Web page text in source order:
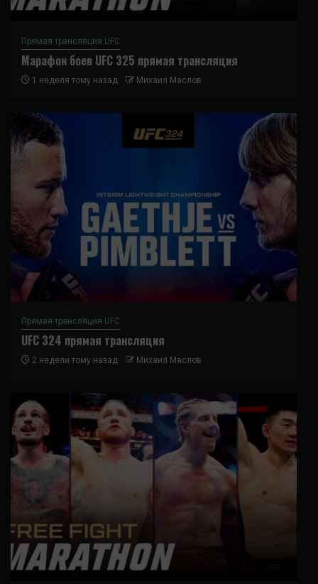
Прямая трансляция UFC
Марафон боев UFC 325 прямая трансляция
1 неделя тому назад Михаил Маслов
Прямая трансляция UFC
UFC 324 прямая трансляция
2 недели тому назад Михаил Маслов